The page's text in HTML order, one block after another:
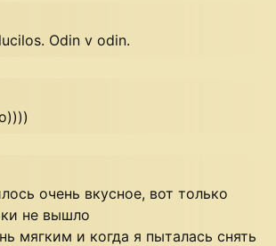
Odin v odin.
очень вкусное, вот только
не вышло
мягким и когда я пыталась снять